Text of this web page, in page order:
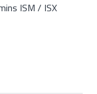
ISM / ISX